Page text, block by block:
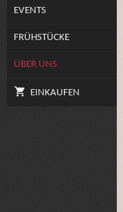
EVENTS
FRÜHSTÜCKE
ÜBER UNS
EINKAUFEN